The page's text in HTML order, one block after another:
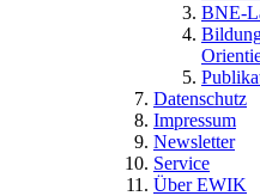
BNE-
Datenschutz
Impressum
Newsletter
Service
Über EWIK